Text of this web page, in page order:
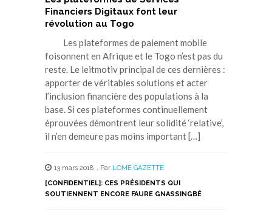
Financiers Digitaux font leur
révolution au Togo
Les plateformes de paiement mobile
foisonnent en Afrique et le Togo n’est pas du
reste. Le leitmotiv principal de ces dernières :
apporter de véritables solutions et acter
l’inclusion financière des populations à la
base. Si ces plateformes continuellement
éprouvées démontrent leur solidité ‘relative’,
il n’en demeure pas moins important […]
13 mars 2018 Par LOME GAZETTE
[CONFIDENTIEL]: CES PRÉSIDENTS QUI
SOUTIENNENT ENCORE FAURE GNASSINGBÉ